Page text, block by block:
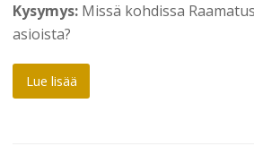
Kysymys: Missä kohdissa
asioista?
Lue lisää